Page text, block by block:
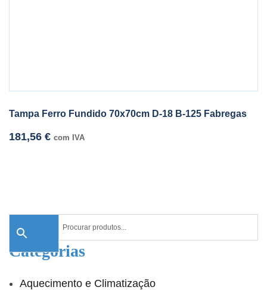
Tampa Ferro Fundido 70x70cm D-18 B-125 Fabregas
181,56 € com IVA
Categorias
Aquecimento e Climatização